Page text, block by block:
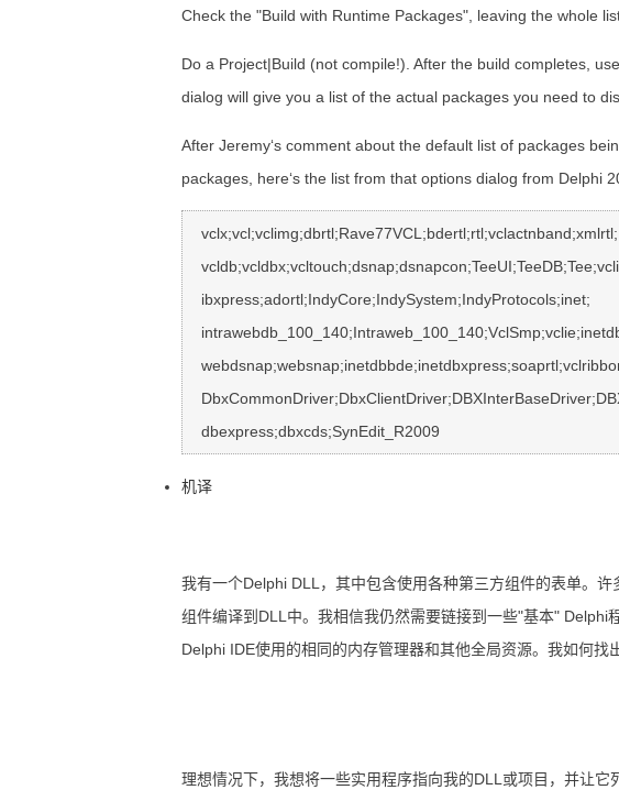
Check the "Build with Runtime Packages", leaving the whole
Do a Project|Build (not compile!). After the build completes,
dialog will give you a list of the actual packages you need to
After Jeremy‘s comment about the default list of packages
packages, here‘s the list from that options dialog from Delphi
机译
我有一个Delphi DLL，其中包含使用各种第三方组件的表单。
组件编译到DLL中。我相信我仍然需要链接到一些"基本" Delphi
Delphi IDE使用的相同的内存管理器和其他全局资源。我如何找
理想情况下，我想将一些实用程序指向我的DLL或项目，并让它